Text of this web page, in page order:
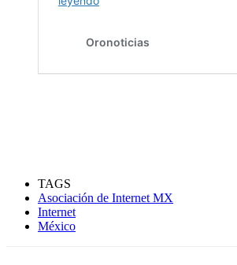
TAGS
Asociación de Internet MX
Internet
México